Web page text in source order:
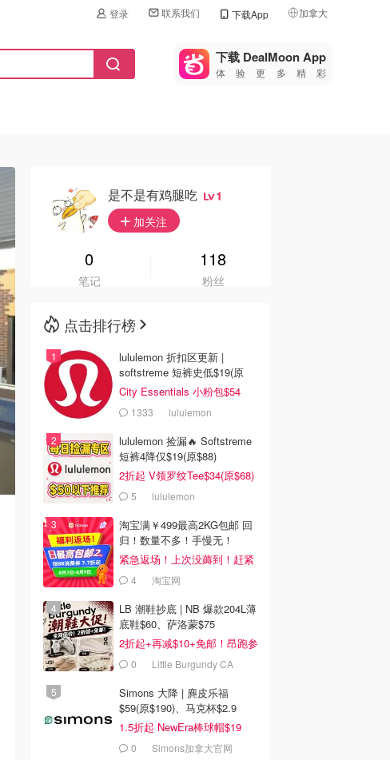
登录 联系我们 下载App 加拿大
🇺🇸
美国
🇨🇳中国
🇩🇪
🇮🇹
🇦🇺
下载 DealMoon App
体验更多精彩
是不是有鸡腿吃 1
加关注
0
笔记
118
粉丝
点击排行榜
lululemon 折扣区更新 |
softstreme 短裤史低$19(原
$88)
City Essentials 小粉包$54
1333 lululemon
lululemon 捡漏🔥 Softstreme
短裤4降仅$19(原$88)
2折起 V领罗纹Tee$34(原$68)
5 lululemon
淘宝满￥499最高2KG包邮 回
归！数量不多！手慢无！
紧急返场！上次没薅到！赶紧
冲 4 淘宝网
LB 潮鞋抄底 | NB 爆款204L薄
底鞋$60、萨洛蒙$75
2折起+再减$10+免邮！昂跑参
加 0
Little Burgundy CA
Simons 大降 | 麂皮乐福
$59(原$190)、马克杯$2.9
1.5折起 NewEra棒球帽$19
0 Simons加拿大官网